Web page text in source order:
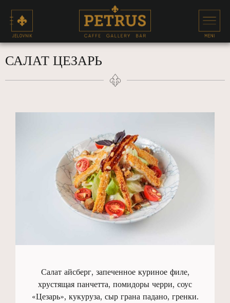
САЛАТ ЦЕЗАРЬ
Салат айсберг, запеченное куриное филе,
хрустящая панчетта, помидоры черри, соус
«Цезарь», кукуруза, сыр грана падано, гренки.